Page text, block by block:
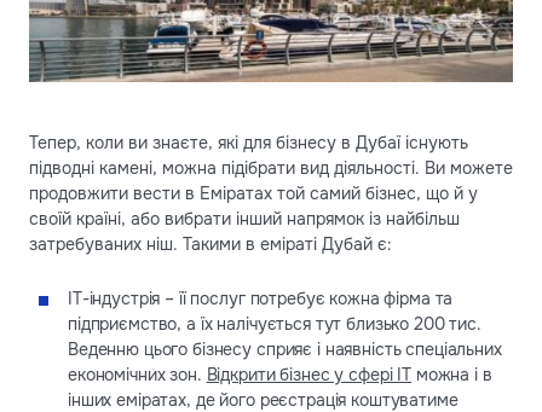
Тепер, коли ви знаєте, які для бізнесу в Дубаї існують
підводні камені, можна підібрати вид діяльності. Ви можете
продовжити вести в Еміратах той самий бізнес, що й у
своїй країні, або вибрати інший напрямок із найбільш
затребуваних ніш. Такими в еміраті Дубай є:
IT-індустрія – її послуг потребує кожна фірма та
підприємство, а їх налічується тут близько 200 тис.
Веденню цього бізнесу сприяє і наявність спеціальних
економічних зон. Відкрити бізнес у сфері IT можна і в
інших еміратах, де його реєстрація коштуватиме